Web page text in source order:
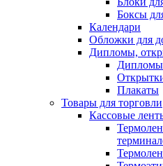
Боксы
Календари
Обложки для
Дипломы,
Плакаты
Товары для торговли
Кассовые